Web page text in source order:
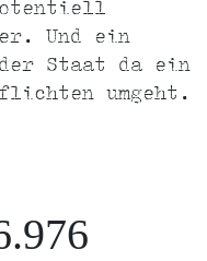
Und ein
Staat da ein
umgeht.